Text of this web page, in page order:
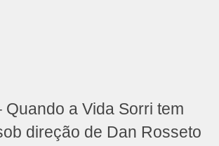
Quando a Vida Sorri tem
direção de Dan Rosseto